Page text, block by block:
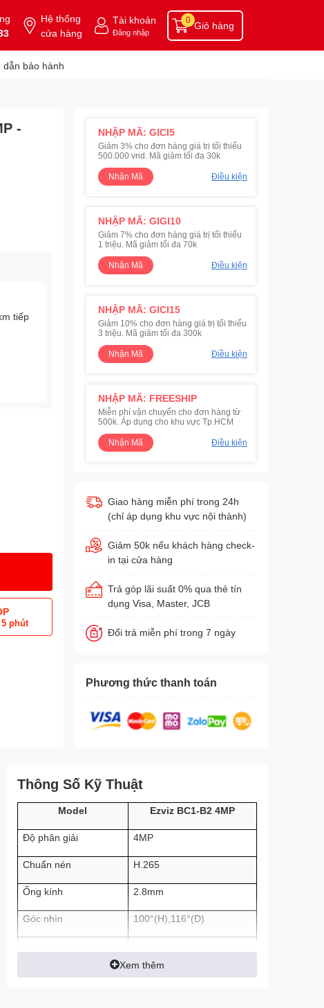
Hệ thống
cửa hàng
Tài khoản
Đăng nhập
Giỏ hàng
0
dẫn bảo hành
-
tiếp
phút
NHẬP MÃ: GICI5
Giảm 3% cho đơn hàng giá trị tối thiểu
500.000 vnd. Mã giảm tối đa 30k
Nhận Mã
Điều kiện
NHẬP MÃ: GIGI10
Giảm 7% cho đơn hàng giá trị tối thiểu
1 triệu. Mã giảm tối đa 70k
Nhận Mã
Điều kiện
NHẬP MÃ: GICI15
Giảm 10% cho đơn hàng giá trị tối thiểu
3 triệu. Mã giảm tối đa 300k
Nhận Mã
Điều kiện
NHẬP MÃ: FREESHIP
Miễn phí vận chuyển cho đơn hàng từ
500k. Áp dụng cho khu vực Tp.HCM
Nhận Mã
Điều kiện
Giao hàng miễn phí trong 24h
(chỉ áp dụng khu vực nội thành)
Giảm 50k nếu khách hàng check-
in tại cửa hàng
Trả góp lãi suất 0% qua thẻ tín
dụng Visa, Master, JCB
Đổi trả miễn phí trong 7 ngày
Phương thức thanh toán
Thông Số Kỹ Thuật
Model Ezviz BC1-B2 4MP
Độ phân giải 4MP
Chuẩn nén H.265
Ống kính 2.8mm
Góc nhìn 100°(H),116°(D)
với công nghệ hồng ngoại
Xem thêm